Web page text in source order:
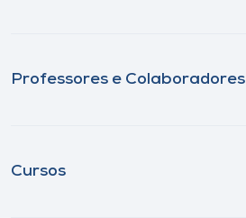
Professores e Colaboradores
Cursos